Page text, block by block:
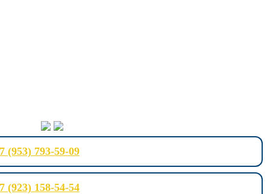
(953) 793-59-09
(923) 158-54-54